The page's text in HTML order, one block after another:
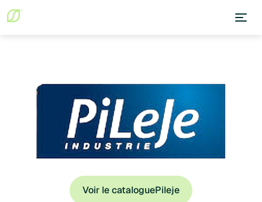
Voir le cataloguePileje